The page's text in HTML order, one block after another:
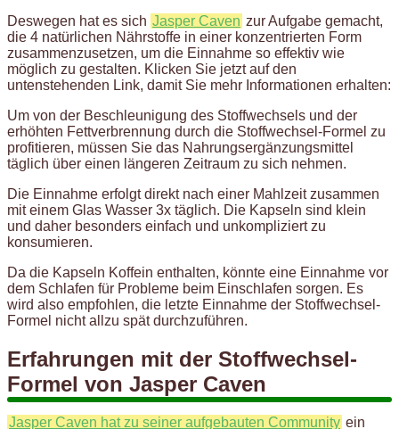
Deswegen hat es sich Jasper Caven zur Aufgabe gemacht,
die 4 natürlichen Nährstoffe in einer konzentrierten Form
zusammenzusetzen, um die Einnahme so effektiv wie
möglich zu gestalten. Klicken Sie jetzt auf den
untenstehenden Link, damit Sie mehr Informationen erhalten:
Um von der Beschleunigung des Stoffwechsels und der
erhöhten Fettverbrennung durch die Stoffwechsel-Formel zu
profitieren, müssen Sie das Nahrungsergänzungsmittel
täglich über einen längeren Zeitraum zu sich nehmen.
Die Einnahme erfolgt direkt nach einer Mahlzeit zusammen
mit einem Glas Wasser 3x täglich. Die Kapseln sind klein
und daher besonders einfach und unkompliziert zu
konsumieren.
Da die Kapseln Koffein enthalten, könnte eine Einnahme vor
dem Schlafen für Probleme beim Einschlafen sorgen. Es
wird also empfohlen, die letzte Einnahme der Stoffwechsel-
Formel nicht allzu spät durchzuführen.
Erfahrungen mit der Stoffwechsel-
Formel von Jasper Caven
Jasper Caven hat zu seiner aufgebauten Community ein